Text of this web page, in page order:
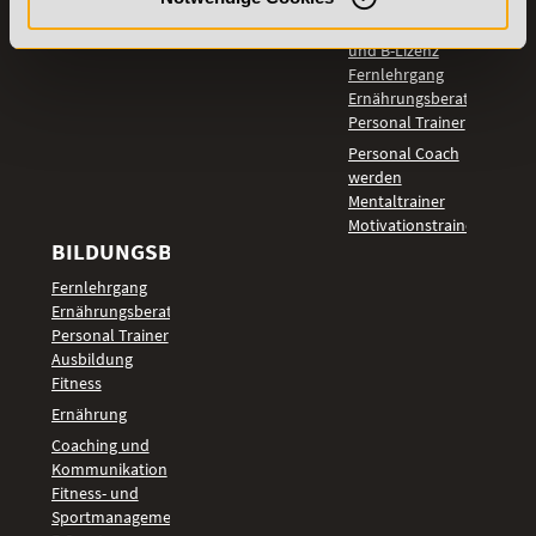
Fitnesstrainer A-
und B-Lizenz
Fernlehrgang
Ernährungsberater
Personal Trainer
Personal Coach
werden
Mentaltrainer
Motivationstrainer
BILDUNGSBEREICHE
Fernlehrgang
Ernährungsberater
Personal Trainer
Ausbildung
Fitness
Ernährung
Coaching und
Kommunikation
Fitness- und
Sportmanagement